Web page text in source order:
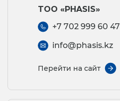
ТОО «PHASIS»
+7 702 999 60 47
info@phasis.kz
Перейти на сайт